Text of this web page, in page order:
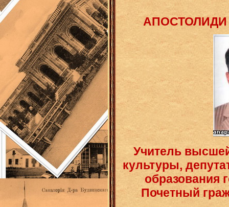
АПОСТОЛИДИ
Учитель
культуры,
образования
Почетный